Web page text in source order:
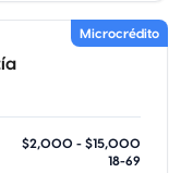
Microcrédito
$2,000 - $15,000
18-69